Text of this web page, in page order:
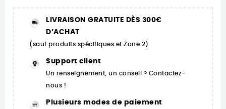
LIVRAISON GRATUITE DÈS 300€
D’ACHAT
(sauf produits spécifiques et Zone 2)
Support client
Un renseignement, un conseil ? Contactez-
nous !
Plusieurs modes de paiement